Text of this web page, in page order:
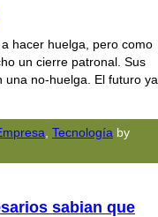
hacer huelga, pero como
un cierre patronal. Sus
una no-huelga. El futuro ya
Tecnologí­a by
sabian que